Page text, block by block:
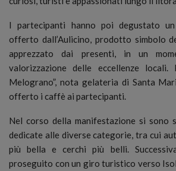
I partecipanti hanno poi degustato
offerto dall’Aulicino, prodotto simbolo
apprezzato dai presenti, in un
valorizzazione delle eccellenze locali.
Melograno”, nota gelateria di Santa
offerto i caffè ai partecipanti.
Nel corso della manifestazione si sono
dedicate alle diverse categorie, tra cui
più bella e cerchi più belli.
proseguito con un giro turistico verso